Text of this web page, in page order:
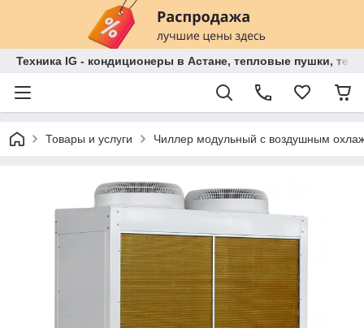
Техника IG - кондиционеры в Астане, тепловые пушки,
Товары и услуги Чиллер модульный с воздушным